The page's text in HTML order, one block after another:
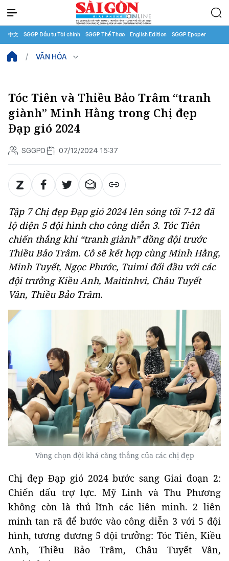
中文 SGGP Đầu tư Tài chính SGGP Thể Thao English Edition SGGP Epaper
VĂN HÓA
Tóc Tiên và Thiều Bảo Trâm “tranh
giành” Minh Hằng trong Chị đẹp
Đạp gió 2024
SGGPO 07/12/2024 15:37
Tập 7 Chị đẹp Đạp gió 2024 lên sóng tối 7-12 đã
lộ diện 5 đội hình cho công diễn 3. Tóc Tiên
chiến thắng khi “tranh giành” đồng đội trước
Thiều Bảo Trâm. Cô sẽ kết hợp cùng Minh Hằng,
Minh Tuyết, Ngọc Phước, Tuimi đối đầu với các
đội trưởng Kiều Anh, Maitinhvi, Châu Tuyết
Vân, Thiều Bảo Trâm.
Vòng chọn đội khá căng thẳng của các chị đẹp
Chị đẹp Đạp gió 2024 bước sang Giai đoạn 2:
Chiến đấu trợ lực. Mỹ Linh và Thu Phương
không còn là thủ lĩnh các liên minh. 2 liên
minh tan rã để bước vào công diễn 3 với 5 đội
hình, tương đương 5 đội trưởng: Tóc Tiên, Kiều
Anh, Thiều Bảo Trâm, Châu Tuyết Vân,